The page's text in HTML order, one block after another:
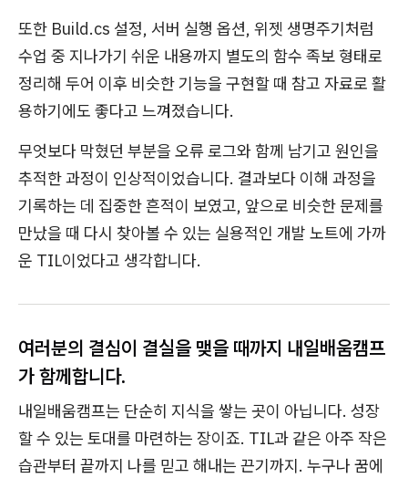
또한 Build.cs 설정, 서버 실행 옵션, 위젯 생명주기처럼
수업 중 지나가기 쉬운 내용까지 별도의 함수 족보 형태로
정리해 두어 이후 비슷한 기능을 구현할 때 참고 자료로 활
용하기에도 좋다고 느껴졌습니다.
무엇보다 막혔던 부분을 오류 로그와 함께 남기고 원인을
추적한 과정이 인상적이었습니다. 결과보다 이해 과정을
기록하는 데 집중한 흔적이 보였고, 앞으로 비슷한 문제를
만났을 때 다시 찾아볼 수 있는 실용적인 개발 노트에 가까
운 TIL이었다고 생각합니다.
여러분의 결심이 결실을 맺을 때까지 내일배움캠프
가 함께합니다.
내일배움캠프는 단순히 지식을 쌓는 곳이 아닙니다. 성장
할 수 있는 토대를 마련하는 장이죠. TIL과 같은 아주 작은
습관부터 끝까지 나를 믿고 해내는 끈기까지. 누구나 꿈에